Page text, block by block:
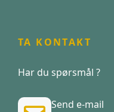
TA KONTAKT
Har du spørsmål ?
Send e-mail